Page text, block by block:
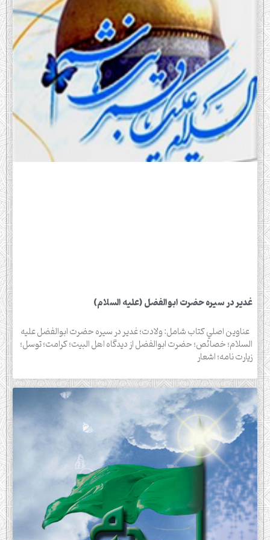
غدير در سيره حضرت ابوالفضل (عليه السلام)
عناوين اصلي كتاب شامل: ولادت؛ غدير در سيره حضرت ابوالفضل عليه
السلام؛ خصائص؛ حضرت ابوالفضل از ديدگاه اهل البيت؛ كرامت؛ توسل؛
زيارت نامه؛ اشعار